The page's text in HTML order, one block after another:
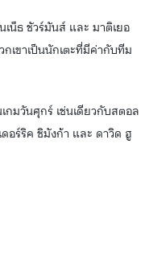
น็ธ ชัวร์มันส์ และ มาติเยอ
เขาเป็นนักเตะที่มีค่ากับทีม
กมวันศุกร์ เช่นเดียวกับสตอล
อร์ริค ชิมังก้า และ ดาวิด ฮู